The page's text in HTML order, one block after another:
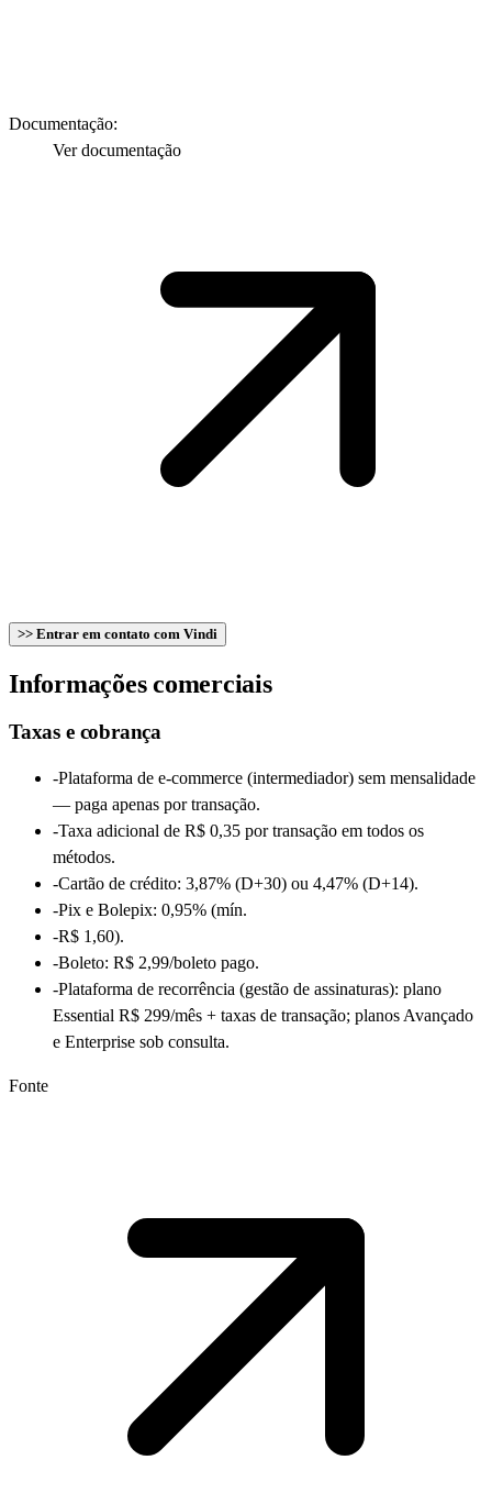
Documentação:
Ver documentação
>> Entrar em contato com Vindi
Informações comerciais
Taxas e cobrança
-Plataforma de e-commerce (intermediador) sem mensalidade
— paga apenas por transação.
-Taxa adicional de R$ 0,35 por transação em todos os
métodos.
-Cartão de crédito: 3,87% (D+30) ou 4,47% (D+14).
-Pix e Bolepix: 0,95% (mín.
-R$ 1,60).
-Boleto: R$ 2,99/boleto pago.
-Plataforma de recorrência (gestão de assinaturas): plano
Essential R$ 299/mês + taxas de transação; planos Avançado
e Enterprise sob consulta.
Fonte